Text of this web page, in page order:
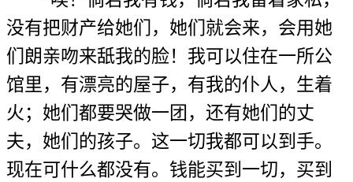
没有把财产给她们，她们就会来，会用她
们朗亲吻来舐我的脸！我可以住在一所公
馆里，有漂亮的屋子，有我的仆人，生着
火；她们都要哭做一团，还有她们的丈
夫，她们的孩子。这一切我都可以到手。
现在可什么都没有。钱能买到一切，买到